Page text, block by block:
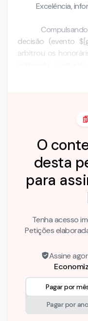
Excelência,
decisão (evento
arbitrou os
O
desta
para
Tenha acesso
Petições
Assine
Pagar por
Pagar por ano